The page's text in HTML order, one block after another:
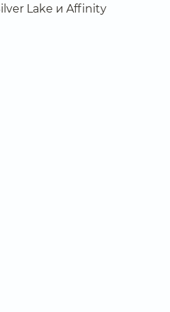
Lake и Affinity